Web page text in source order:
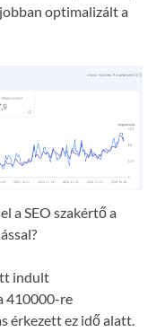
optimalizált a
a SEO szakértő a
indult
410000-re
érkezett ez idő alatt.